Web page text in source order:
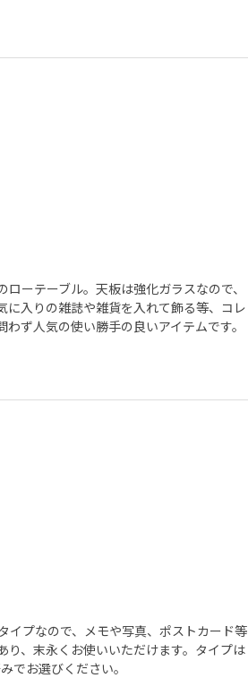
ーテーブル。天板は強化ガラスなので、
入りの雑誌や雑貨を入れて飾る等、コレ
ず人気の使い勝手の良いアイテムです。
イプなので、メモや写真、ポストカード等
り、末永くお使いいただけます。タイプは
でお選びください。